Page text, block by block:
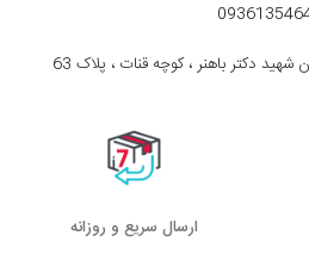
شهید دکتر باهنر ، کوچه قنات ، پلاک 63
ارسال سریع و روزانه